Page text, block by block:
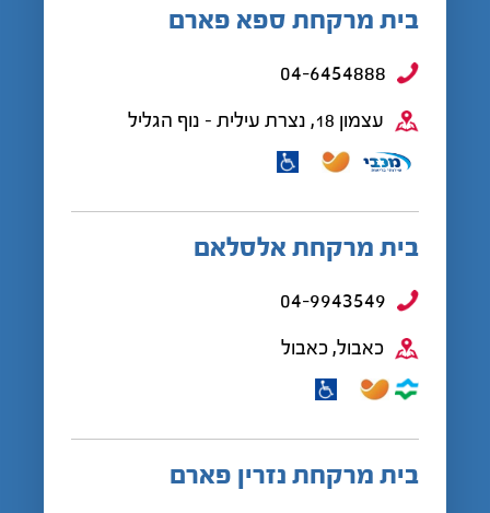
בית מרקחת ספא פארם
04-6454888
עצמון 18, נצרת עילית - נוף הגליל
בית מרקחת אלסלאם
04-9943549
כאבול, כאבול
בית מרקחת נזרין פארם